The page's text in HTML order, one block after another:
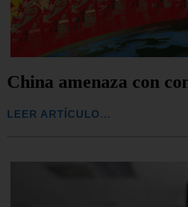
China amenaza con
LEER ARTÍCULO...